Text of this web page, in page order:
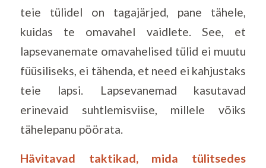
teie tülidel on tagajärjed, pane tähele,
kuidas te omavahel vaidlete. See, et
lapsevanemate omavahelised tülid ei muutu
füüsiliseks, ei tähenda, et need ei kahjustaks
teie lapsi. Lapsevanemad kasutavad
erinevaid suhtlemisviise, millele võiks
tähelepanu pöörata.
Hävitavad taktikad, mida tülitsedes